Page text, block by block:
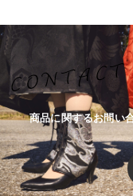
商品に関するお問い